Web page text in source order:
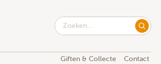
Giften & Collecte Contact